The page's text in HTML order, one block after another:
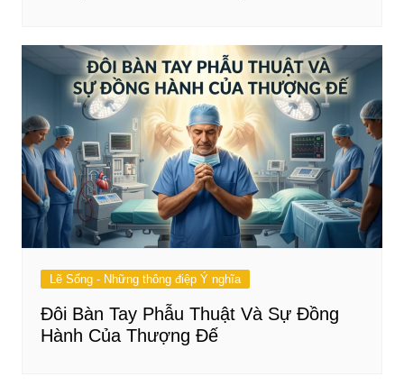
Lẽ Sống - Những thông điệp Ý nghĩa
Đôi Bàn Tay Phẫu Thuật Và Sự Đồng
Hành Của Thượng Đế